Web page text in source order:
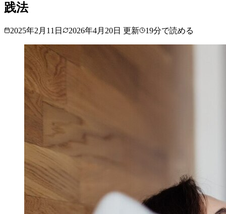
践法
2025年2月11日 2026年4月20日 更新 19分で読める